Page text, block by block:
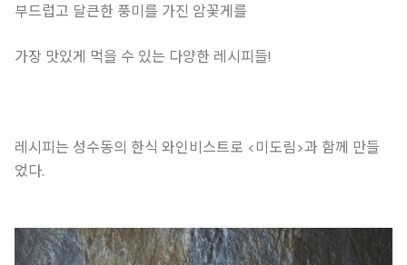
부드럽고 달큰한 풍미를 가진 암꽃게를
가장 맛있게 먹을 수 있는 다양한 레시피들!
레시피는 성수동의 한식 와인비스트로 <미도림>과 함께 만들
었다.